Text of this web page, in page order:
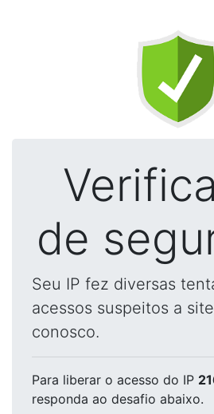
de
Seu IP fez diversas
acessos suspeitos a
conosco.
Para liberar o acesso do IP
responda ao desafio abaixo.